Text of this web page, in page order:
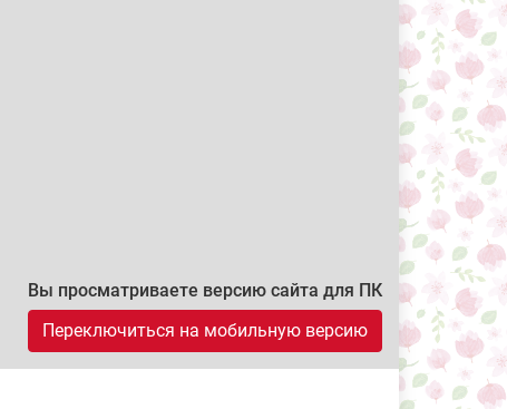
Вы просматриваете версию сайта для ПК
Переключиться на мобильную версию